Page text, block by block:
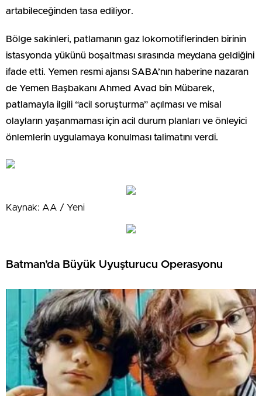
artabileceğinden tasa ediliyor.
Bölge sakinleri, patlamanın gaz lokomotiflerinden birinin
istasyonda yükünü boşaltması sırasında meydana geldiğini
ifade etti. Yemen resmi ajansı SABA’nın haberine nazaran
de Yemen Başbakanı Ahmed Avad bin Mübarek,
patlamayla ilgili “acil soruşturma” açılması ve misal
olayların yaşanmaması için acil durum planları ve önleyici
önlemlerin uygulamaya konulması talimatını verdi.
Kaynak: AA / Yeni
Batman’da Büyük Uyuşturucu Operasyonu